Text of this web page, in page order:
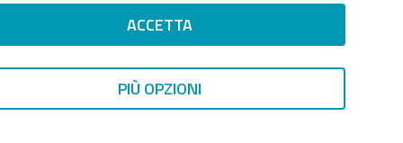
ACCETTA
PIÙ OPZIONI